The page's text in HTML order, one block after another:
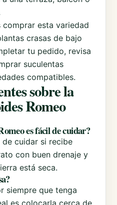
comprar esta variedad
crasas de bajo
tu pedido, revisa
suculentas
compatibles.
sobre la
Romeo
es fácil de cuidar?
de cuidar si recibe
con buen drenaje y
está seca.
siempre que tenga
es colocarla cerca de